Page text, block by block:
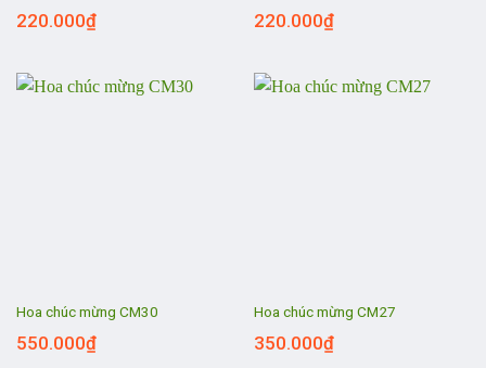
220.000₫ 220.000₫
Hoa chúc mừng CM30
550.000₫
Hoa chúc mừng CM27
350.000₫